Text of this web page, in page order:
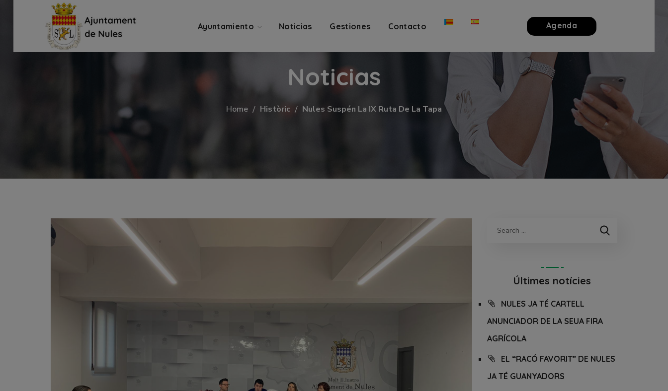
Ayuntamiento Noticias Gestiones Contacto Agenda
Noticias
Home Històric Nules Suspén La IX Ruta De La Tapa
Últimes notícies
NULES JA TÉ CARTELL
ANUNCIADOR DE LA SEUA FIRA
AGRÍCOLA
EL “RACÓ FAVORIT” DE NULES
JA TÉ GUANYADORS